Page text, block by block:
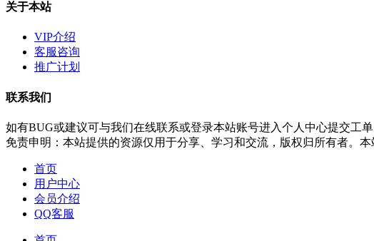
关于本站
VIP介绍
客服咨询
推广计划
联系我们
如有BUG或建议可与我们在线联系或登录本站账号进入个人中心提交工单
免责申明：本站提供的资源仅用于分享、学习和交流，版权归所有者。
首页
用户中心
会员介绍
QQ客服